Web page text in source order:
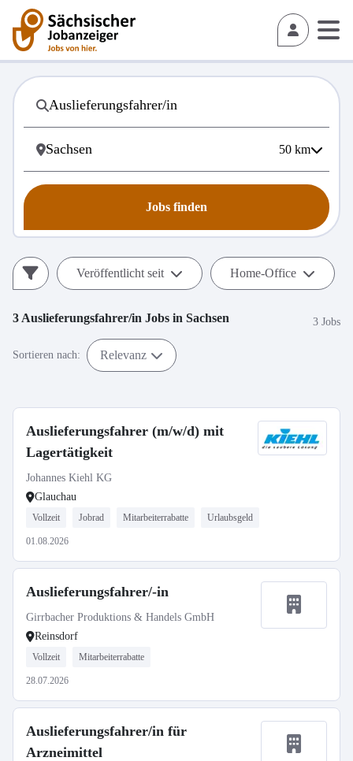
50 km
Jobs finden
Veröffentlicht seit Home-Office
3 Auslieferungsfahrer/in Jobs in Sachsen 3 Jobs
Sortieren nach: Relevanz
Auslieferungsfahrer (m/w/d) mit
Lagertätigkeit
Johannes Kiehl KG
Glauchau
Vollzeit Jobrad Mitarbeiterrabatte Urlaubsgeld
01.08.2026
Auslieferungsfahrer/-in
Girrbacher Produktions & Handels GmbH
Reinsdorf
Vollzeit Mitarbeiterrabatte
28.07.2026
Auslieferungsfahrer/in für
Arzneimittel